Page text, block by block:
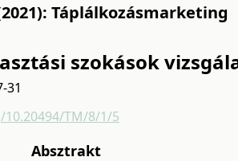
Táplálkozásmarketing
szokások
31
TM/8/1/5
Absztrakt